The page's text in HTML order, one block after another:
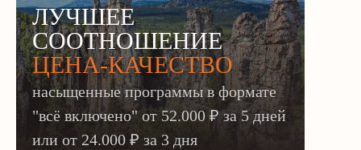
ЛУЧШЕЕ
СООТНОШЕНИЕ
ЦЕНА-КАЧЕСТВО
насыщенные программы в формате
"всё включено" от 52.000 ₽ за 5 дней
или от 24.000 ₽ за 3 дня